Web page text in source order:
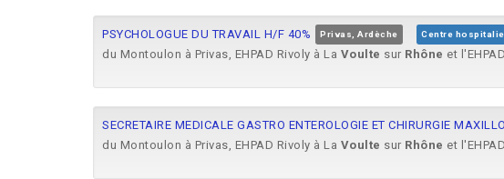
PSYCHOLOGUE DU TRAVAIL H/F 40% Privas, Ardèche Centre
du Montoulon à Privas, EHPAD Rivoly à La Voulte sur Rhône et
SECRETAIRE MEDICALE GASTRO ENTEROLOGIE ET CHIRURGIE
du Montoulon à Privas, EHPAD Rivoly à La Voulte sur Rhône et